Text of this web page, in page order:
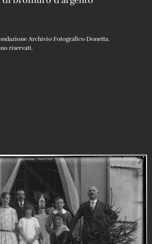
Archivio Fotografico Donetta.
riservati.